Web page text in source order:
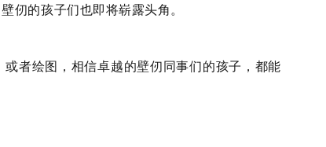
仞的孩子们也即将崭露头角。
者绘图，相信卓越的壁仞同事们的孩子，都能